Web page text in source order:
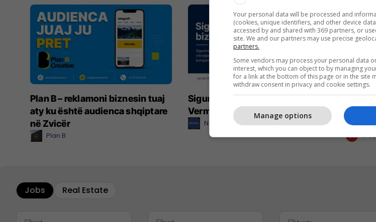
Plan B – reklamoni biznesin tuaj
aty ku është audienca shqiptare
në Zvicër
Plan B
Sigurimi i biznesit me NOVATRA
Vermögensberatung AG
NOVATRA
IPKO
mobil
prej
Jobs Real Estate
Your personal data will be processed and
(cookies, unique identifiers, and other device
accessed by and shared with 369 partners, or
site. We and our partners may use precise
partners.
Some vendors may process your personal data
interest, which you can object to by managing
for a link at the bottom of this page or in the site
withdraw consent in privacy and cookie settings.
Manage options